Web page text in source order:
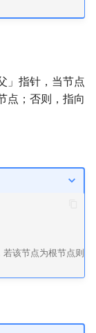
」指针，当节点
点；否则，指向
若该节点为根节点